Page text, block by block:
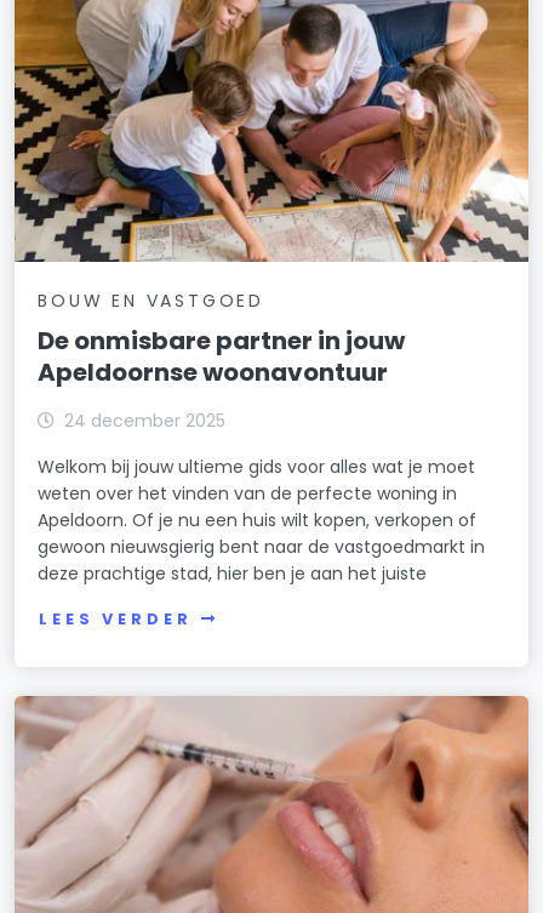
BOUW EN VASTGOED
De onmisbare partner in jouw
Apeldoornse woonavontuur
24 december 2025
Welkom bij jouw ultieme gids voor alles wat je moet
weten over het vinden van de perfecte woning in
Apeldoorn. Of je nu een huis wilt kopen, verkopen of
gewoon nieuwsgierig bent naar de vastgoedmarkt in
deze prachtige stad, hier ben je aan het juiste
LEES VERDER